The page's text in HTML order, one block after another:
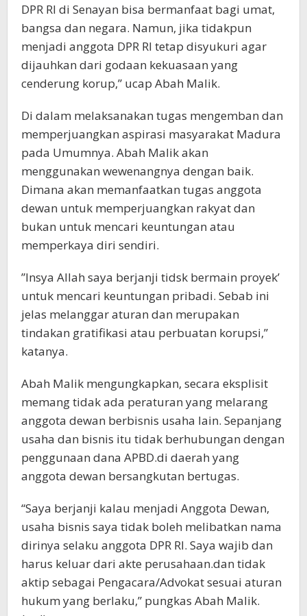
DPR RI di Senayan bisa bermanfaat bagi umat,
bangsa dan negara. Namun, jika tidakpun
menjadi anggota DPR RI tetap disyukuri agar
dijauhkan dari godaan kekuasaan yang
cenderung korup,” ucap Abah Malik.
Di dalam melaksanakan tugas mengemban dan
memperjuangkan aspirasi masyarakat Madura
pada Umumnya. Abah Malik akan
menggunakan wewenangnya dengan baik.
Dimana akan memanfaatkan tugas anggota
dewan untuk memperjuangkan rakyat dan
bukan untuk mencari keuntungan atau
memperkaya diri sendiri.
”Insya Allah saya berjanji tidsk bermain proyek’
untuk mencari keuntungan pribadi. Sebab ini
jelas melanggar aturan dan merupakan
tindakan gratifikasi atau perbuatan korupsi,”
katanya.
Abah Malik mengungkapkan, secara eksplisit
memang tidak ada peraturan yang melarang
anggota dewan berbisnis usaha lain. Sepanjang
usaha dan bisnis itu tidak berhubungan dengan
penggunaan dana APBD.di daerah yang
anggota dewan bersangkutan bertugas.
“Saya berjanji kalau menjadi Anggota Dewan,
usaha bisnis saya tidak boleh melibatkan nama
dirinya selaku anggota DPR RI. Saya wajib dan
harus keluar dari akte perusahaan.dan tidak
aktip sebagai Pengacara/Advokat sesuai aturan
hukum yang berlaku,” pungkas Abah Malik.